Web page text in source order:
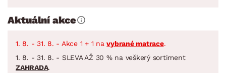
Aktuální akce
1. 8. - 31. 8. - Akce 1 + 1 navybrané matrace.
1. 8. - 31. 8. - SLEVA AŽ 30 % na veškerý sortiment
ZAHRADA.